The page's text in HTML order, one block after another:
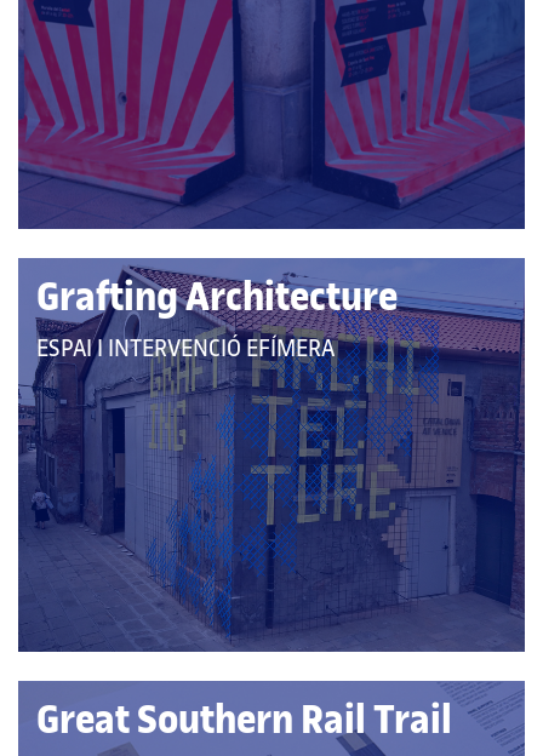
LES
CATEGORIES:
Grafting Architecture
QUE
PERTANY
A
LES
CATEGORIES:
ESPAI I INTERVENCIÓ EFÍMERA
Great Southern Rail Trail